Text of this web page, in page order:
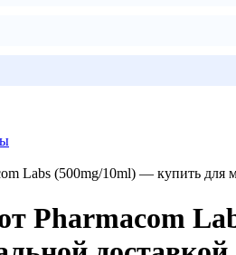
Labs (500mg/10ml) — купить
Pharmacom